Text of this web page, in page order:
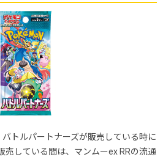
トルパートナーズが販売している時に
売している間は、マンムーex RRの流通